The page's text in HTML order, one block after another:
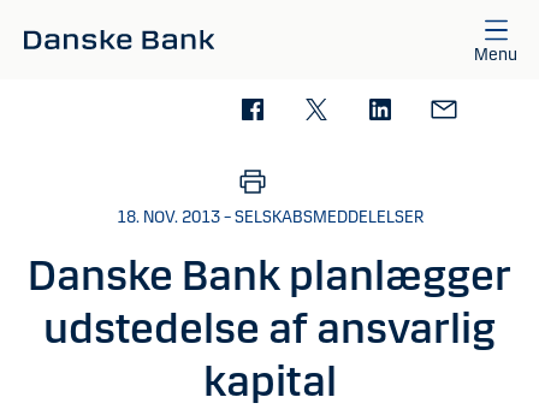
Menu
18. NOV. 2013 – SELSKABSMEDDELELSER
Danske Bank planlægger
udstedelse af ansvarlig
kapital